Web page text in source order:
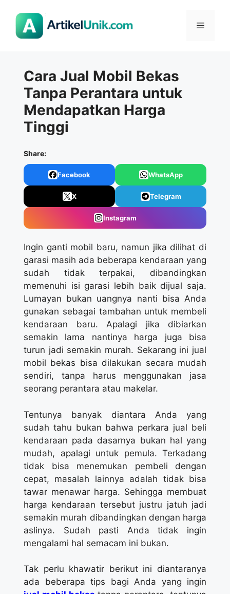
Menu
Cara Jual Mobil Bekas
Tanpa Perantara untuk
Mendapatkan Harga
Tinggi
Share:
Facebook WhatsApp
X Telegram
Instagram
Ingin ganti mobil baru, namun jika dilihat di
garasi masih ada beberapa kendaraan yang
sudah tidak terpakai, dibandingkan
memenuhi isi garasi lebih baik dijual saja.
Lumayan bukan uangnya nanti bisa Anda
gunakan sebagai tambahan untuk membeli
kendaraan baru. Apalagi jika dibiarkan
semakin lama nantinya harga juga bisa
turun jadi semakin murah. Sekarang ini jual
mobil bekas bisa dilakukan secara mudah
sendiri, tanpa harus menggunakan jasa
seorang perantara atau makelar.
Tentunya banyak diantara Anda yang
sudah tahu bukan bahwa perkara jual beli
kendaraan pada dasarnya bukan hal yang
mudah, apalagi untuk pemula. Terkadang
tidak bisa menemukan pembeli dengan
cepat, masalah lainnya adalah tidak bisa
tawar menawar harga. Sehingga membuat
harga kendaraan tersebut justru jatuh jadi
semakin murah dibandingkan dengan harga
aslinya. Sudah pasti Anda tidak ingin
mengalami hal semacam ini bukan.
Tak perlu khawatir berikut ini diantaranya
ada beberapa tips bagi Anda yang ingin